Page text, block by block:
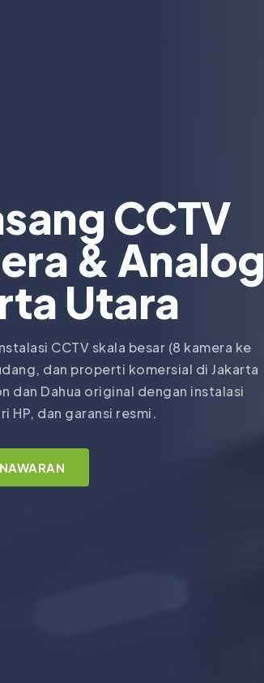
CCTV
& Analog
Utara
CCTV skala besar (8 kamera ke
dan properti komersial di Jakarta
dan Dahua original dengan instalasi
HP, dan garansi resmi.